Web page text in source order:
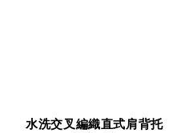
水洗交叉編織直式肩背托